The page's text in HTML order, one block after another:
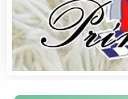
Clínicas de
Clínicas y